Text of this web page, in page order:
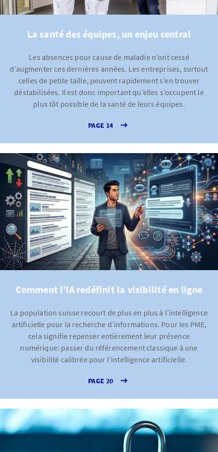
La santé des équipes, un enjeu central
Les absences pour cause de maladie n’ont cessé
d’augmenter ces dernières années. Les entreprises, surtout
celles de petite taille, peuvent rapidement s’en trouver
déstabilisées. Il est donc important qu’elles s’occupent le
plus tôt possible de la santé de leurs équipes.
PAGE 14
Comment l’IA redéfinit la visibilité en ligne
La population suisse recourt de plus en plus à l’intelligence
artificielle pour la recherche d’informations. Pour les PME,
cela signifie repenser entièrement leur présence
numérique: passer du référencement classique à une
visibilité calibrée pour l’intelligence artificielle.
PAGE 20